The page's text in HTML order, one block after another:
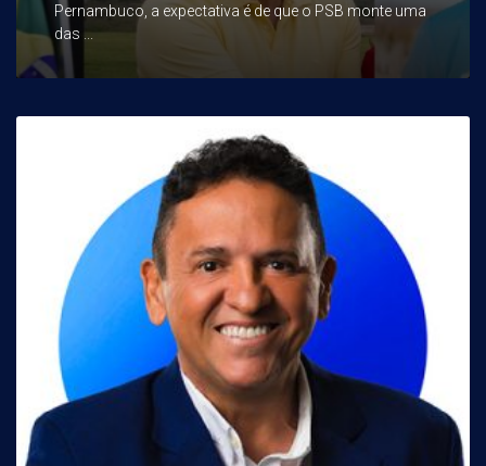
Pernambuco, a expectativa é de que o PSB monte uma
das ...